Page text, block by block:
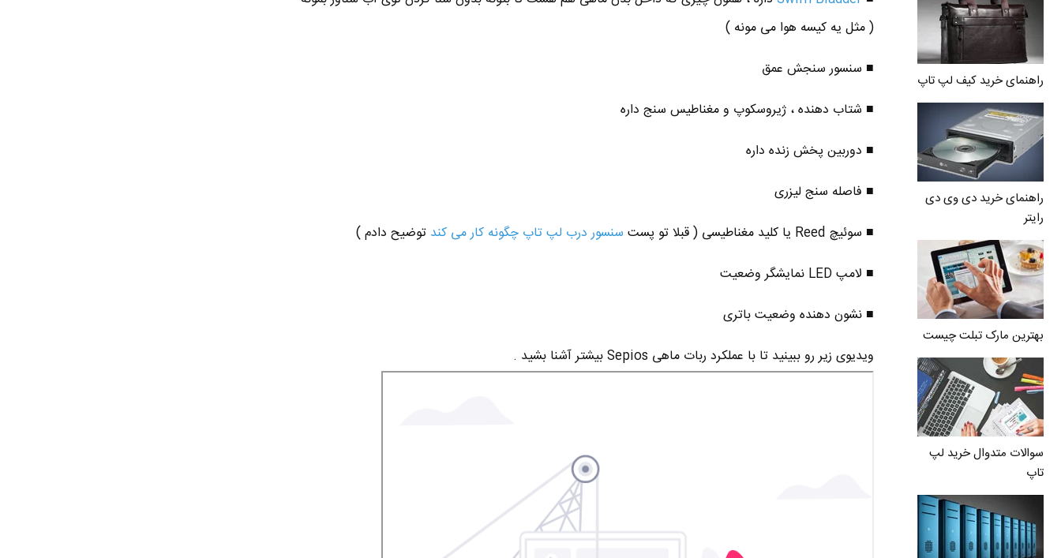
راهنمای خرید کیف لپ تاپ
راهنمای خرید دی وی دی
رایتر
بهترین مارک تبلت چیست
سوالات متدوال خرید لپ
تاپ
( مثل یه کیسه هوا می مونه )
■ سنسور سنجش عمق
■ شتاب دهنده ، ژیروسکوپ و مغناطیس سنج داره
■ دوربین پخش زنده داره
■ فاصله سنج لیزری
■ سوئیچ Reed یا کلید مغناطیسی ( قبلا تو پست
سنسور درب لپ تاپ چگونه کار می کند توضیح دادم )
■ لامپ LED نمایشگر وضعیت
■ نشون دهنده وضعیت باتری
ویدیوی زیر رو ببینید تا با عملکرد ربات ماهی Sepios بیشتر آشنا بشید .